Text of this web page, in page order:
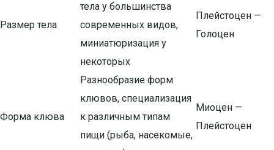
Размер тела
тела у большинства
современных видов,
миниатюризация у
некоторых
Плейстоцен —
Голоцен
Форма клюва
Разнообразие форм
клювов, специализация
к различным типам
пищи (рыба, насекомые,
Миоцен —
Плейстоцен